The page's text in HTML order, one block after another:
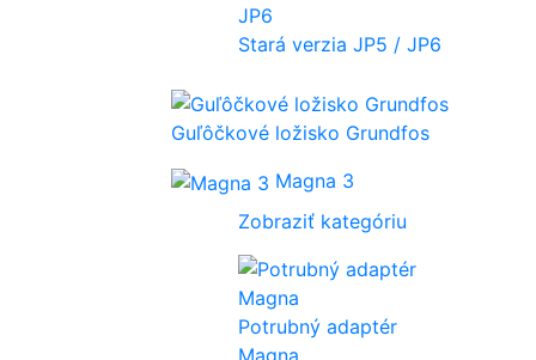
Stará verzia JP5 / JP6
Guľôčkové ložisko Grundfos
Magna 3
Zobraziť kategóriu
Potrubný adaptér
Magna